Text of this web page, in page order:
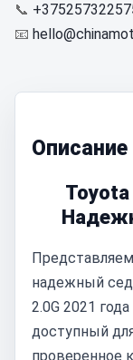
📞
📧
Описание
надежный
2.0G 2021
доступный
проверенное